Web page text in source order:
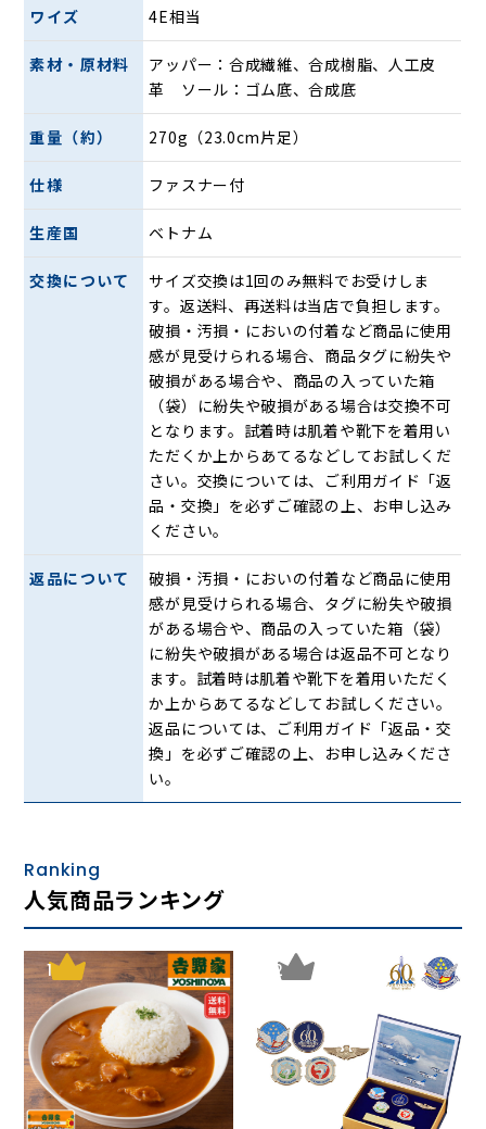
立体形状で足にフィットするインナーソール
足裏形状とのフィット性を高める立体成型したカップインソ
ールを採用。足馴染みの良いポリウレタン素材を使用し、素
足感覚の足運びをサポート。
かかとをしっかりホールドするインカウンター
外側着地によるかかとの内倒れをサポートするため内側のか
かとホールド芯を長く設計。着地時のかかとの安定性を高め
船底設計が歩行をアシストするミッドソール
スムーズな歩行をサポートする船底設計。歩行時に行われる
ブレーキ＆アクセル動作をスムーズに行うために船底形状に
また、体重によるひざやかかとへの荷重や地面からの衝撃に
配慮した厚底設計となっています。
緩衝材GEL」
アシックスのランニングテクノロジーから生まれた衝撃緩衝
材が、着地の衝撃から足全体をやさしく守ります。
特許取得済（第6868513号）「MCCS」
ソールかかと部に特許取得のアシックス商事独自クッション
構造「MCCS」を搭載。かかと内側のMCCSが着地時にたわむ
ことで、ひざの角度を適切な状態へ補正し、膝関節にかかる
負担を軽減します。
ワイズ 4E相当
素材・原材料
アッパー：合成繊維、合成樹脂、人工皮
革 ソール：ゴム底、合成底
重量（約） 270g（23.0cm片足）
仕様 ファスナー付
生産国 ベトナム
交換について
サイズ交換は1回のみ無料でお受けしま
す。返送料、再送料は当店で負担します。
破損・汚損・においの付着など商品に使用
感が見受けられる場合、商品タグに紛失や
破損がある場合や、商品の入っていた箱
（袋）に紛失や破損がある場合は交換不可
となります。試着時は肌着や靴下を着用い
ただくか上からあてるなどしてお試しくだ
さい。交換については、ご利用ガイド「返
品・交換」を必ずご確認の上、お申し込み
ください。
返品について
破損・汚損・においの付着など商品に使用
感が見受けられる場合、タグに紛失や破損
がある場合や、商品の入っていた箱（袋）
に紛失や破損がある場合は返品不可となり
ます。試着時は肌着や靴下を着用いただく
か上からあてるなどしてお試しください。
返品については、ご利用ガイド「返品・交
換」を必ずご確認の上、お申し込みくださ
い。
Ranking
人気商品ランキング
1 2